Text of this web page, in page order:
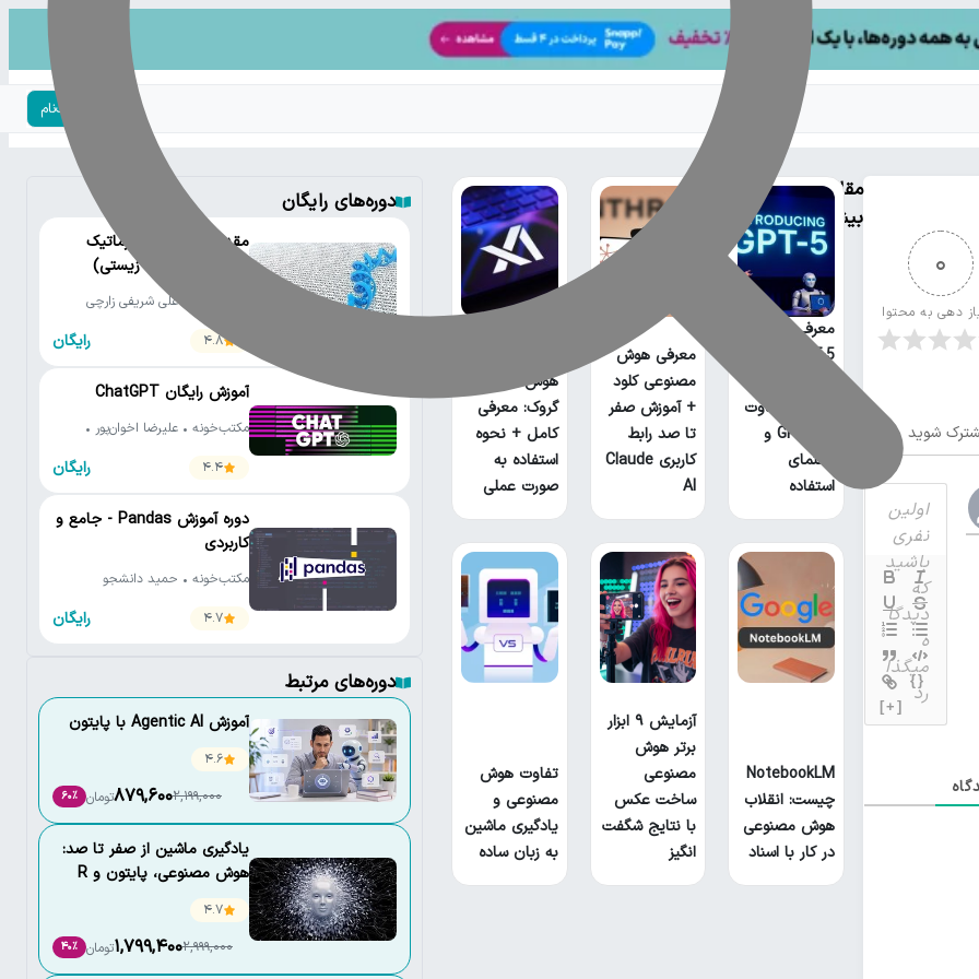
ورود | ثبت‌نام
0
دهی به محتوا
شوید
{}
[+]
مقالات
بیشتر
معرفی کامل
عملکرد، تفاوت
با GPT-4 و
راهنمای
استفاده
معرفی هوش
مصنوعی کلود
+ آموزش صفر
تا صد رابط
کاربری Claude
AI
هوش مصنوعی
گروک: معرفی
کامل + نحوه
استفاده به
صورت عملی
NotebookLM
چیست: انقلاب
هوش مصنوعی
در کار با اسناد
آزمایش ۹ ابزار
برتر هوش
مصنوعی
ساخت عکس
با نتایج شگفت
انگیز
تفاوت هوش
مصنوعی و
یادگیری ماشین
به زبان ساده
دوره‌های رایگان
مقدمه‌ای بر بیوانفورماتیک
(تحلیل داده‌های زیستی)
مکتب‌خونه • علی شریفی زارچی
4.8
رایگان
آموزش رایگان ChatGPT
مکتب‌خونه • علیرضا اخوان‌پور •
4.4
رایگان
دوره آموزش Pandas - جامع و
کاربردی
مکتب‌خونه • حمید دانشجو
4.7
رایگان
دوره‌های مرتبط
آموزش Agentic AI با پایتون
4.6
2,199,000
879,600تومان 60٪
یادگیری ماشین از صفر تا صد:
هوش مصنوعی، پایتون و R
4.7
2,999,000
1,799,400تومان 40٪